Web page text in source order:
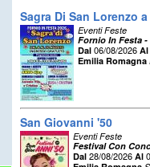
Sagra Di San Lorenzo
Eventi Feste
Fornio In Festa -
Dal 06/08/2026 Al
Emilia Romagna
San Giovanni '50
Eventi Feste
Festival Con
Dal 28/08/2026 Al